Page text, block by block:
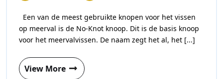
Een van de meest gebruikte knopen voor het vissen
op meerval is de No-Knot knoop. Dit is de basis knoop
voor het meervalvissen. De naam zegt het al, het [...]
View More